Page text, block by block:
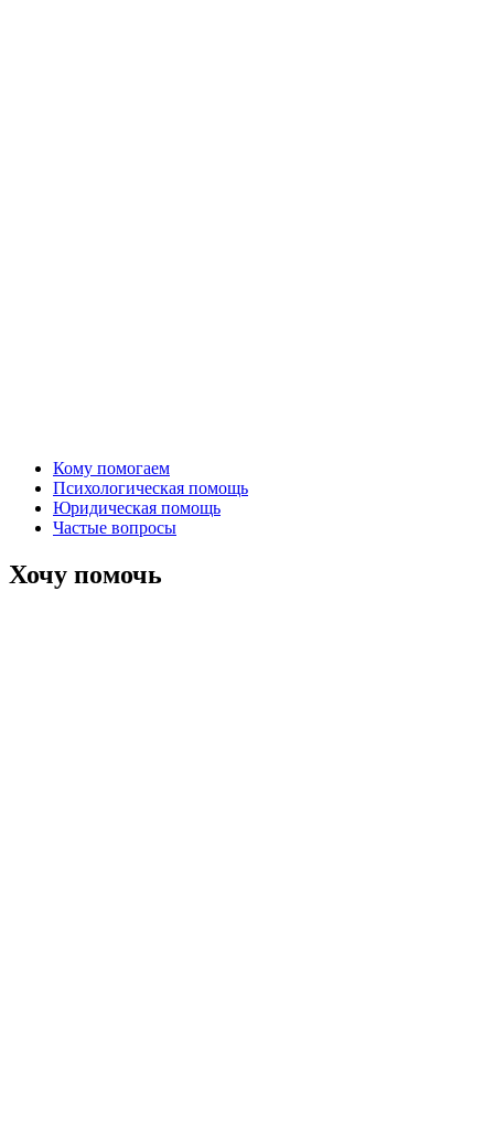
Кому помогаем
Психологическая помощь
Юридическая помощь
Частые вопросы
Хочу помочь